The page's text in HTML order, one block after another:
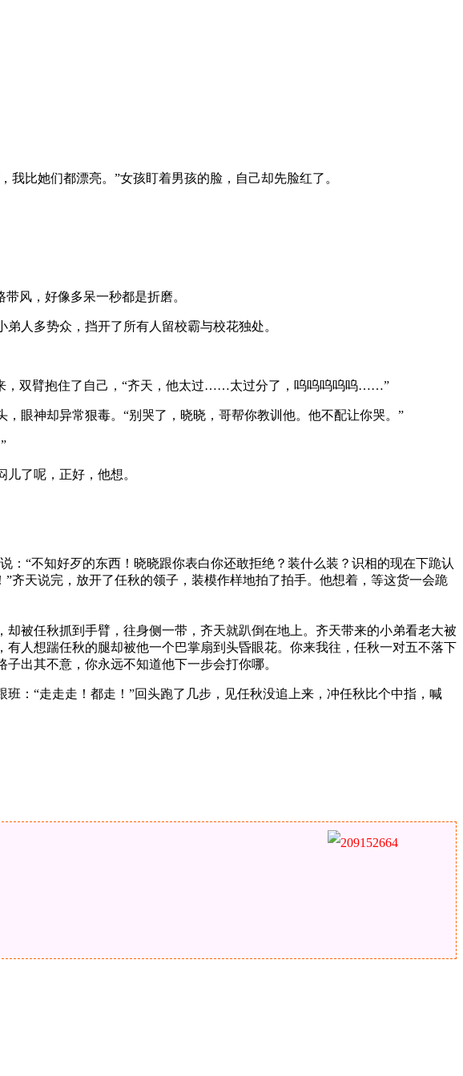
比她们都漂亮。”女孩盯着男孩的脸，自己却先脸红了。
风，好像多呆一秒都是折磨。
人多势众，挡开了所有人留校霸与校花独处。
臂抱住了自己，“齐天，他太过……太过分了，呜呜呜呜呜……”
眼神却异常狠毒。“别哭了，晓晓，哥帮你教训他。他不配让你哭。”
了呢，正好，他想。
“不知好歹的东西！晓晓跟你表白你还敢拒绝？装什么装？识相的现在下跪认
齐天说完，放开了任秋的领子，装模作样地拍了拍手。他想着，等这货一会跪
被任秋抓到手臂，往身侧一带，齐天就趴倒在地上。齐天带来的小弟看老大被
人想踹任秋的腿却被他一个巴掌扇到头昏眼花。你来我往，任秋一对五不落下
出其不意，你永远不知道他下一步会打你哪。
：“走走走！都走！”回头跑了几步，见任秋没追上来，冲任秋比个中指，喊